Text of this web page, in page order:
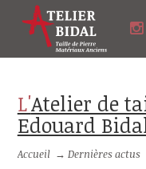
L'Atelier de taille de pierre Alain
Edouard
Accueil → Dernières actus